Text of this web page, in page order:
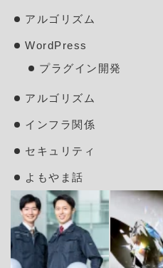
アルゴリズム
WordPress
プラグイン開発
アルゴリズム
インフラ関係
セキュリティ
よもやま話